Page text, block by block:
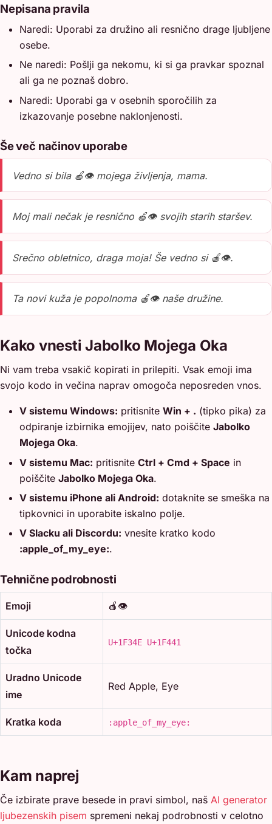
Nepisana pravila
Naredi: Uporabi za družino ali resnično drage ljubljene
osebe.
Ne naredi: Pošlji ga nekomu, ki si ga pravkar spoznal
ali ga ne poznaš dobro.
Naredi: Uporabi ga v osebnih sporočilih za
izkazovanje posebne naklonjenosti.
Še več načinov uporabe
Vedno si bila 🍎👁️ mojega življenja, mama.
Moj mali nečak je resnično 🍎👁️ svojih starih staršev.
Srečno obletnico, draga moja! Še vedno si 🍎👁️.
Ta novi kuža je popolnoma 🍎👁️ naše družine.
Kako vnesti Jabolko Mojega Oka
Ni vam treba vsakič kopirati in prilepiti. Vsak emoji ima
svojo kodo in večina naprav omogoča neposreden vnos.
V sistemu Windows: pritisnite Win + . (tipko pika) za
odpiranje izbirnika emojijev, nato poiščite Jabolko
Mojega Oka.
V sistemu Mac: pritisnite Ctrl + Cmd + Space in
poiščite Jabolko Mojega Oka.
V sistemu iPhone ali Android: dotaknite se smeška na
tipkovnici in uporabite iskalno polje.
V Slacku ali Discordu: vnesite kratko kodo
:apple_of_my_eye:.
Tehnične podrobnosti
Emoji 🍎👁️
Unicode kodna
točka
U+1F34E U+1F441
Uradno Unicode
ime
Red Apple, Eye
Kratka koda :apple_of_my_eye:
Kam naprej
Če izbirate prave besede in pravi simbol, naš AI generator
ljubezenskih pisem spremeni nekaj podrobnosti v celotno